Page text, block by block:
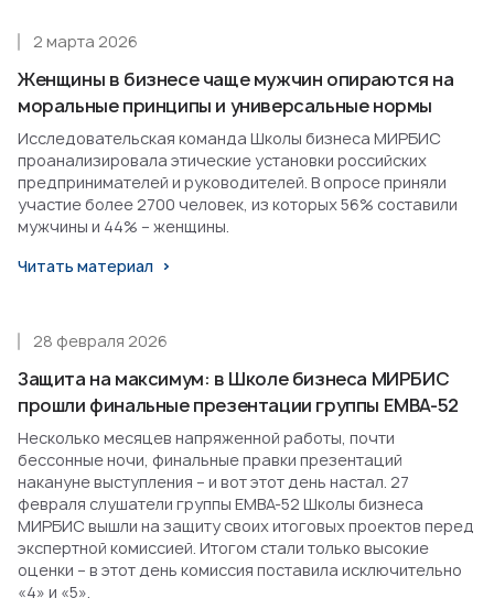
Женщины в бизнесе чаще мужчин опираются на
моральные принципы и универсальные нормы
2 марта 2026
Исследовательская команда Школы бизнеса МИРБИС
проанализировала этические установки российских
предпринимателей и руководителей. В опросе приняли
участие более 2700 человек, из которых 56% составили
мужчины и 44% – женщины.
Читать материал
Защита на максимум: в Школе бизнеса МИРБИС
прошли финальные презентации группы EMBA-52
28 февраля 2026
Несколько месяцев напряженной работы, почти
бессонные ночи, финальные правки презентаций
накануне выступления – и вот этот день настал. 27
февраля слушатели группы EMBA-52 Школы бизнеса
МИРБИС вышли на защиту своих итоговых проектов перед
экспертной комиссией. Итогом стали только высокие
оценки – в этот день комиссия поставила исключительно
«4» и «5».